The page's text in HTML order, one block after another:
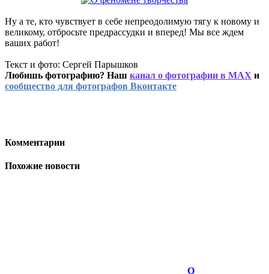
Ну а те, кто чувствует в себе непреодолимую тягу к новому и
великому, отбросьте предрассудки и вперед! Мы все ждем
ваших работ!
Текст и фото: Сергей Парышков
Любишь фотографию? Наш канал о фотографии в MAX и
сообщество для фотографов Вконтакте
Комментарии
Похожие новости
О